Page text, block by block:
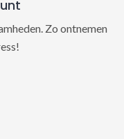
Zo ontnemen